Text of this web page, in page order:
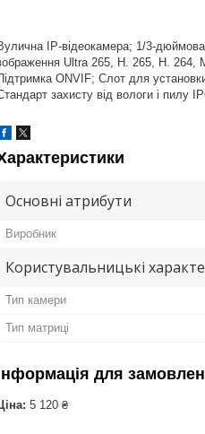
IP-відеокамера; 1/3-
Ultra 265, H. 265, H. 264,
ONVIF; Слот для установки
захисту від вологи і пилу
Основні атрибути
Виробник
Користувальницькі
Тип камери
Тип матриці
для
5 120 ₴